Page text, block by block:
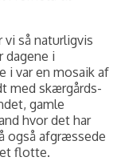
så naturligvis
dagene i
i var en mosaik af
med skærgårds-
gamle
hvor det har
også afgræssede
flotte.